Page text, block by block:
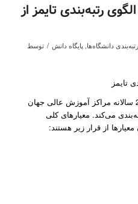
رتبه‌بندی تایمز از
رتبه‌بندی دانشگاه‌ها, پایگاه دانش / توسط
تایمز
پایگاه رتبه بندی تایمز از سال 2004 سالانه مراکز آموزش عالی جهان
می‌کند. معیارهای کلی
از قرار زیر هستند: